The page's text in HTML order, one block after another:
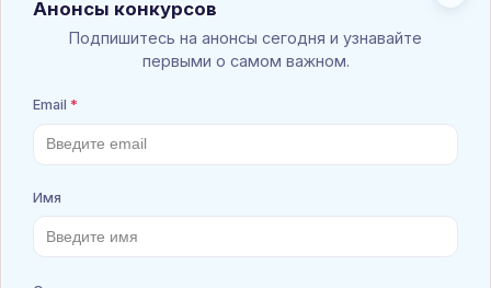
ПО РУССКОМУ ЯЗЫКУ
Русский язык 7 класс